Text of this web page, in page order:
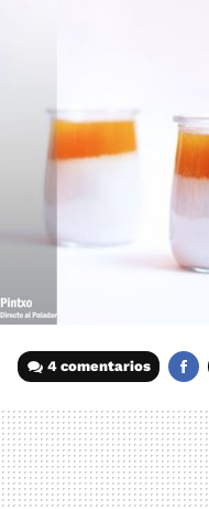
4 comentarios